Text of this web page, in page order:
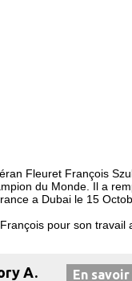
Fleuret François
du Monde. Il a
a Dubai le 15
pour son travail
En
A.